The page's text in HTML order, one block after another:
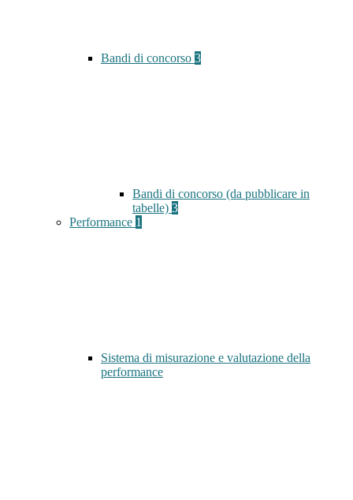
Bandi di concorso 3
Bandi di concorso (da pubblicare in
tabelle) 3
Performance 1
Sistema di misurazione e valutazione della
performance